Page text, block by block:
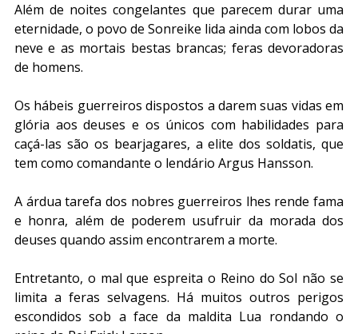
Além de noites congelantes que parecem durar uma
eternidade, o povo de Sonreike lida ainda com lobos da
neve e as mortais bestas brancas; feras devoradoras
de homens.
Os hábeis guerreiros dispostos a darem suas vidas em
glória aos deuses e os únicos com habilidades para
caçá-las são os bearjagares, a elite dos soldatis, que
tem como comandante o lendário Argus Hansson.
A árdua tarefa dos nobres guerreiros lhes rende fama
e honra, além de poderem usufruir da morada dos
deuses quando assim encontrarem a morte.
Entretanto, o mal que espreita o Reino do Sol não se
limita a feras selvagens. Há muitos outros perigos
escondidos sob a face da maldita Lua rondando o